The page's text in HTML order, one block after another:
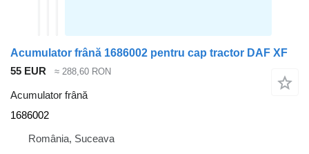
Acumulator frână 1686002 pentru cap tractor DAF XF
55 EUR
≈ 288,60 RON
Acumulator frână
1686002
România, Suceava